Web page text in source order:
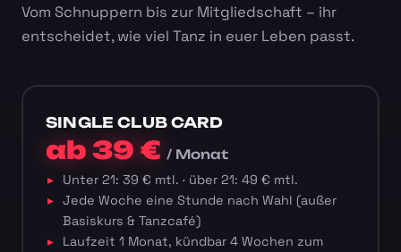
Vom Schnuppern bis zur Mitgliedschaft – ihr
entscheidet, wie viel Tanz in euer Leben passt.
SINGLE CLUB CARD
ab 39 €/ Monat
Unter 21: 39 € mtl. · über 21: 49 € mtl.
Jede Woche eine Stunde nach Wahl (außer
Basiskurs & Tanzcafé)
Laufzeit 1 Monat, kündbar 4 Wochen zum